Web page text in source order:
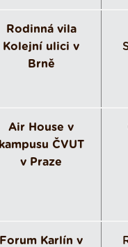
Rodinná vila
Kolejní ulici v
Brně
Air House v
kampusu ČVUT
v Praze
Forum Karlín v